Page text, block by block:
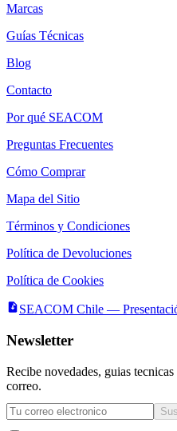
Marcas
Guías Técnicas
Blog
Contacto
Por qué SEACOM
Preguntas Frecuentes
Cómo Comprar
Mapa del Sitio
Términos y Condiciones
Política de Devoluciones
Política de Cookies
SEACOM Chile —
Newsletter
Recibe novedades, guias
correo.